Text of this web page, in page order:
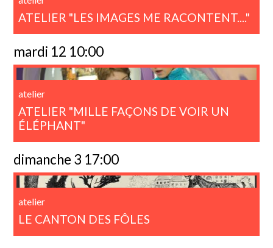
ATELIER "LES IMAGES ME RACONTENT...."
mardi 12 10:00
atelier
ATELIER "MILLE FAÇONS DE VOIR UN
ÉLÉPHANT"
dimanche 3 17:00
atelier
LE CANTON DES FÔLES